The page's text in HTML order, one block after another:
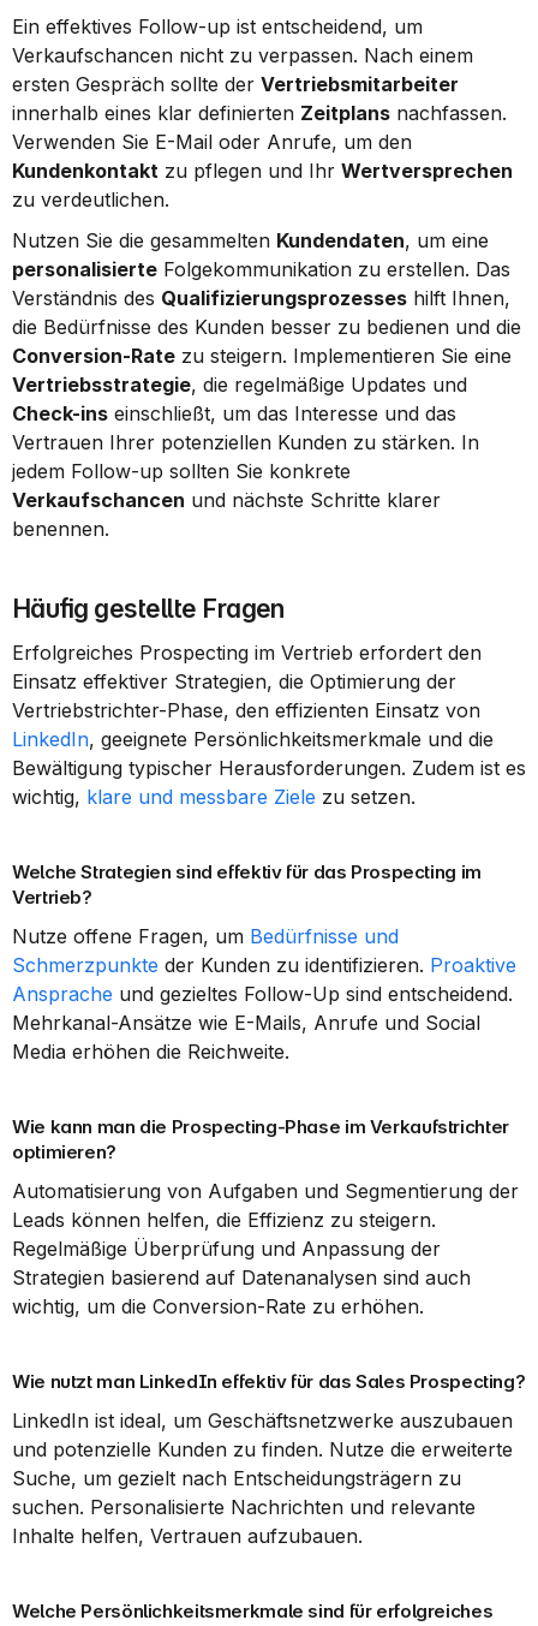
Ein effektives Follow-up ist entscheidend, um
Verkaufschancen nicht zu verpassen. Nach einem
ersten Gespräch sollte der Vertriebsmitarbeiter
innerhalb eines klar definierten Zeitplans nachfassen.
Kundenkontakt zu pflegen und Ihr Wertversprechen
zu verdeutlichen.
Nutzen Sie die gesammelten Kundendaten
personalisierte Folgekommunikation zu erstellen. Das
Verständnis des Qualifizierungsprozesses hilft Ihnen,
Conversion-Rate
Vertriebsstrategie
Check-ins einschließt, um das Interesse und das
Vertrauen Ihrer potenziellen Kunden zu stärken. In
Verkaufschancen und nächste Schritte klarer
benennen.
Häufig gestellte Fragen
Erfolgreiches Prospecting im Vertrieb erfordert den
Einsatz effektiver Strategien, die Optimierung der
LinkedIn, geeignete Persönlichkeitsmerkmale und die
Bewältigung typischer Herausforderungen. Zudem ist es
wichtig, klare und messbare Ziele zu setzen.
Welche Strategien sind effektiv für das Prospecting im
Vertrieb?
Nutze offene Fragen, um Bedürfnisse und
Schmerzpunkte der Kunden zu identifizieren. Proaktive
Ansprache und gezieltes Follow-Up sind entscheidend.
Mehrkanal-Ansätze wie E-Mails, Anrufe und Social
Media erhöhen die Reichweite.
Wie kann man die Prospecting-Phase im Verkaufstrichter
optimieren?
Automatisierung von Aufgaben und Segmentierung der
Leads können helfen, die Effizienz zu steigern.
Regelmäßige Überprüfung und Anpassung der
Strategien basierend auf Datenanalysen sind auch
wichtig, um die Conversion-Rate zu erhöhen.
Wie nutzt man LinkedIn effektiv für das Sales Prospecting?
LinkedIn ist ideal, um Geschäftsnetzwerke auszubauen
und potenzielle Kunden zu finden. Nutze die erweiterte
Suche, um gezielt nach Entscheidungsträgern zu
suchen. Personalisierte Nachrichten und relevante
Inhalte helfen, Vertrauen aufzubauen.
Welche Persönlichkeitsmerkmale sind für erfolgreiches